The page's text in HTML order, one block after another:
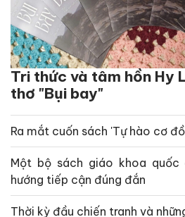
Tri thức và tâm hồn Hy
thơ "Bụi bay"
Ra mắt cuốn sách 'Tự hào cơ
Một bộ sách giáo khoa
hướng tiếp cận đúng đắn
Thời kỳ đầu chiến tranh và